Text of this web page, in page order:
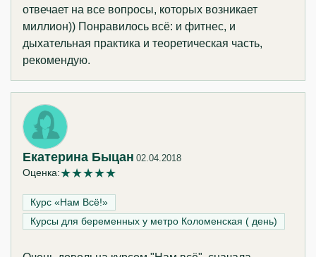
отвечает на все вопросы, которых возникает
миллион)) Понравилось всё: и фитнес, и
дыхательная практика и теоретическая часть,
рекомендую.
Екатерина Быцан 02.04.2018
Оценка:★★★★★
Курс «Нам Всё!»‎
Курсы для беременных у метро Коломенская ( день)